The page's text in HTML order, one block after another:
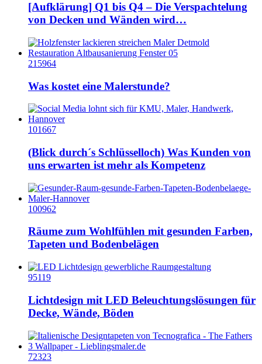
[Aufklärung] Q1 bis Q4 – Die Verspachtelung
von Decken und Wänden wird…
215964
Was kostet eine Malerstunde?
101667
(Blick durch´s Schlüsselloch) Was Kunden von
uns erwarten ist mehr als Kompetenz
100962
Räume zum Wohlfühlen mit gesunden Farben,
Tapeten und Bodenbelägen
95119
Lichtdesign mit LED Beleuchtungslösungen für
Decke, Wände, Böden
72323